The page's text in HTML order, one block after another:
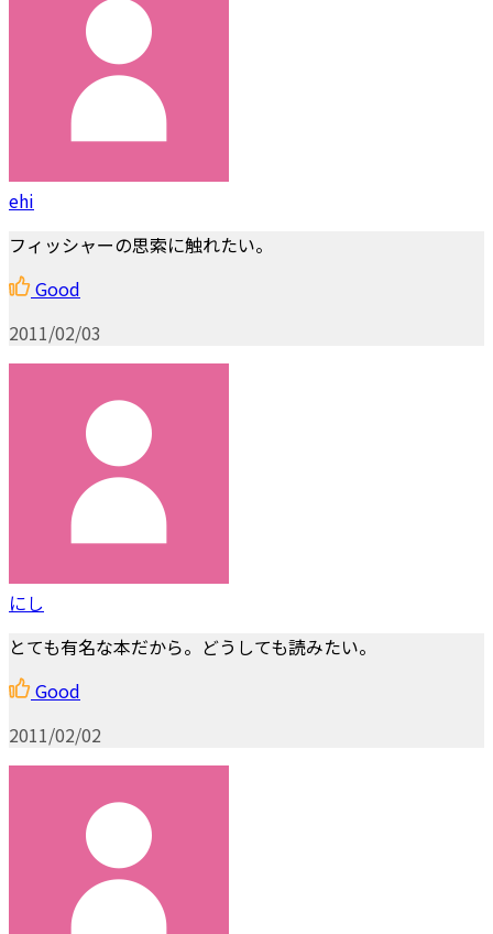
ehi
フィッシャーの思索に触れたい。
Good
2011/02/03
にし
とても有名な本だから。どうしても読みたい。
Good
2011/02/02